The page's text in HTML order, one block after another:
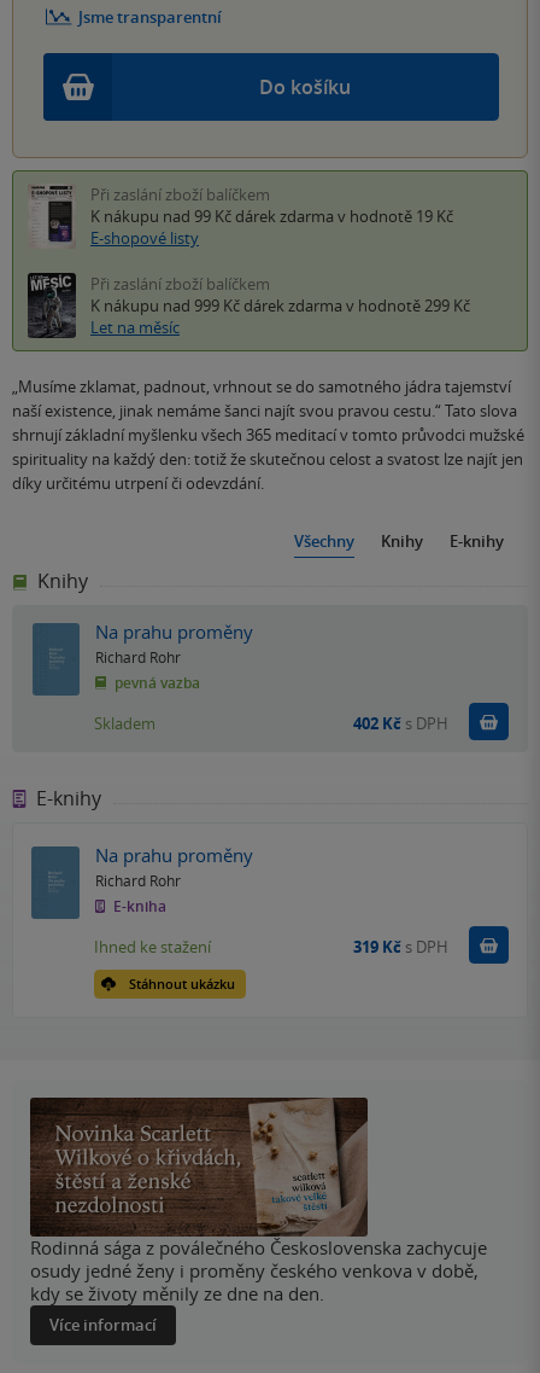
Do košíku
Jsme transparentní
Při zaslání zboží balíčkem
K nákupu nad 99 Kč dárek zdarma v hodnotě 19 Kč
E-shopové listy
Při zaslání zboží balíčkem
K nákupu nad 999 Kč dárek zdarma v hodnotě 299 Kč
Let na měsíc
„Musíme zklamat, padnout, vrhnout se do samotného jádra tajemství
naší existence, jinak nemáme šanci najít svou pravou cestu.“ Tato slova
shrnují základní myšlenku všech 365 meditací v tomto průvodci mužské
spirituality na každý den: totiž že skutečnou celost a svatost lze najít jen
díky určitému utrpení či odevzdání.
Všechny Knihy E-knihy
Knihy
Na prahu proměny
Richard Rohr
pevná vazba
Skladem 402 Kč s DPH
E-knihy
Na prahu proměny
Richard Rohr
E-kniha
Stáhnout ukázku
Ihned ke stažení 319 Kč s DPH Koupit
Rodinná sága z poválečného Československa zachycuje
osudy jedné ženy i proměny českého venkova v době,
kdy se životy měnily ze dne na den.
Více informací